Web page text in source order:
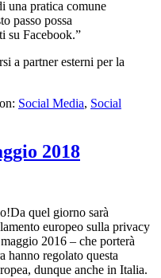
una pratica comune
passo possa
su Facebook.”
a partner esterni per la
Social Media, Social
2018
quel giorno sarà
europeo sulla privacy
2016 – che porterà
hanno regolato questa
dunque anche in Italia.